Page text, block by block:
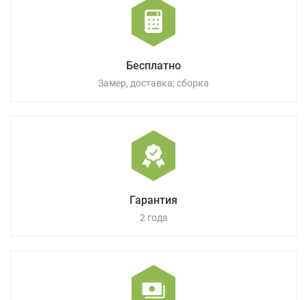
Бесплатно
Замер, доставка, сборка
Гарантия
2 года